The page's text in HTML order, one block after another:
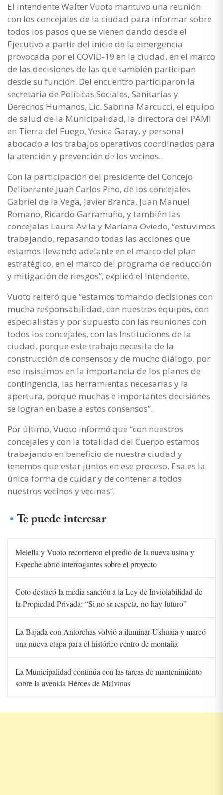
El intendente Walter Vuoto mantuvo una reunión
con los concejales de la ciudad para informar sobre
todos los pasos que se vienen dando desde el
Ejecutivo a partir del inicio de la emergencia
provocada por el COVID-19 en la ciudad, en el marco
de las decisiones de las que también participan
desde su función. Del encuentro participaron la
secretaria de Políticas Sociales, Sanitarias y
Derechos Humanos, Lic. Sabrina Marcucci, el equipo
de salud de la Municipalidad, la directora del PAMI
en Tierra del Fuego, Yesica Garay, y personal
abocado a los trabajos operativos coordinados para
la atención y prevención de los vecinos.
Con la participación del presidente del Concejo
Deliberante Juan Carlos Pino, de los concejales
Gabriel de la Vega, Javier Branca, Juan Manuel
Romano, Ricardo Garramuño, y también las
concejalas Laura Avila y Mariana Oviedo, “estuvimos
trabajando, repasando todas las acciones que
estamos llevando adelante en el marco del plan
estratégico, en el marco del programa de reducción
y mitigación de riesgos”, explicó el Intendente.
Vuoto reiteró que “estamos tomando decisiones con
mucha responsabilidad, con nuestros equipos, con
especialistas y por supuesto con las reuniones con
todos los concejales, con las Instituciones de la
ciudad, porque este trabajo necesita de la
construcción de consensos y de mucho diálogo, por
eso insistimos en la importancia de los planes de
contingencia, las herramientas necesarias y la
apertura, porque muchas e importantes decisiones
se logran en base a estos consensos”.
Por último, Vuoto informó que “con nuestros
concejales y con la totalidad del Cuerpo estamos
trabajando en beneficio de nuestra ciudad y
tenemos que estar juntos en ese proceso. Esa es la
única forma de cuidar y de contener a todos
nuestros vecinos y vecinas”.
Te puede interesar
Melella y Vuoto recorrieron el predio de la nueva usina y
Espeche abrió interrogantes sobre el proyecto
Coto destacó la media sanción a la Ley de Inviolabilidad de
la Propiedad Privada: “Si no se respeta, no hay futuro”
La Bajada con Antorchas volvió a iluminar Ushuaia y marcó
una nueva etapa para el histórico centro de montaña
La Municipalidad continúa con las tareas de mantenimiento
sobre la avenida Héroes de Malvinas